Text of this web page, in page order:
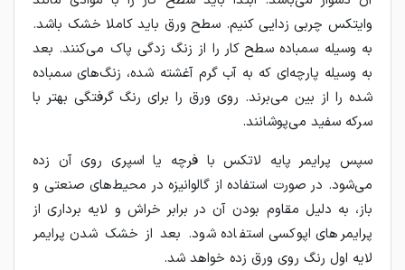
وایتکس چربی زدایی کنیم. سطح ورق باید کاملا خشک باشد.
به وسیله سمباده سطح کار را از زنگ زدگی پاک می‌کنند. بعد
به وسیله پارچه‌ای که به آب گرم آغشته شده، زنگ‌های سمباده
شده را از بین می‌برند. روی ورق را برای رنگ گرفتگی بهتر با
سرکه سفید می‌پوشانند.
سپس پرایمر پایه لاتکس با فرچه یا اسپری روی آن زده
می‌شود. در صورت استفاده از گالوانیزه در محیط‌های صنعتی و
باز، به دلیل مقاوم بودن آن در برابر خراش و لایه برداری از
پرایمرهای اپوکسی استفاده شود. بعد از خشک شدن پرایمر
لایه اول رنگ روی ورق زده خواهد شد.